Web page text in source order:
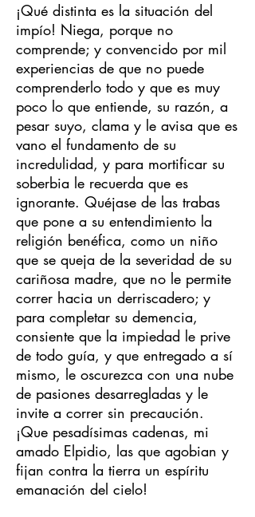
¡Qué distinta es la situación del
impío! Niega, porque no
comprende; y convencido por mil
experiencias de que no puede
comprenderlo todo y que es muy
poco lo que entiende, su razón, a
pesar suyo, clama y le avisa que es
vano el fundamento de su
incredulidad, y para mortificar su
soberbia le recuerda que es
ignorante. Quéjase de las trabas
que pone a su entendimiento la
religión benéfica, como un niño
que se queja de la severidad de su
cariñosa madre, que no le permite
correr hacia un derriscadero; y
para completar su demencia,
consiente que la impiedad le prive
de todo guía, y que entregado a sí
mismo, le oscurezca con una nube
de pasiones desarregladas y le
invite a correr sin precaución.
¡Que pesadísimas cadenas, mi
amado Elpidio, las que agobian y
fijan contra la tierra un espíritu
emanación del cielo!